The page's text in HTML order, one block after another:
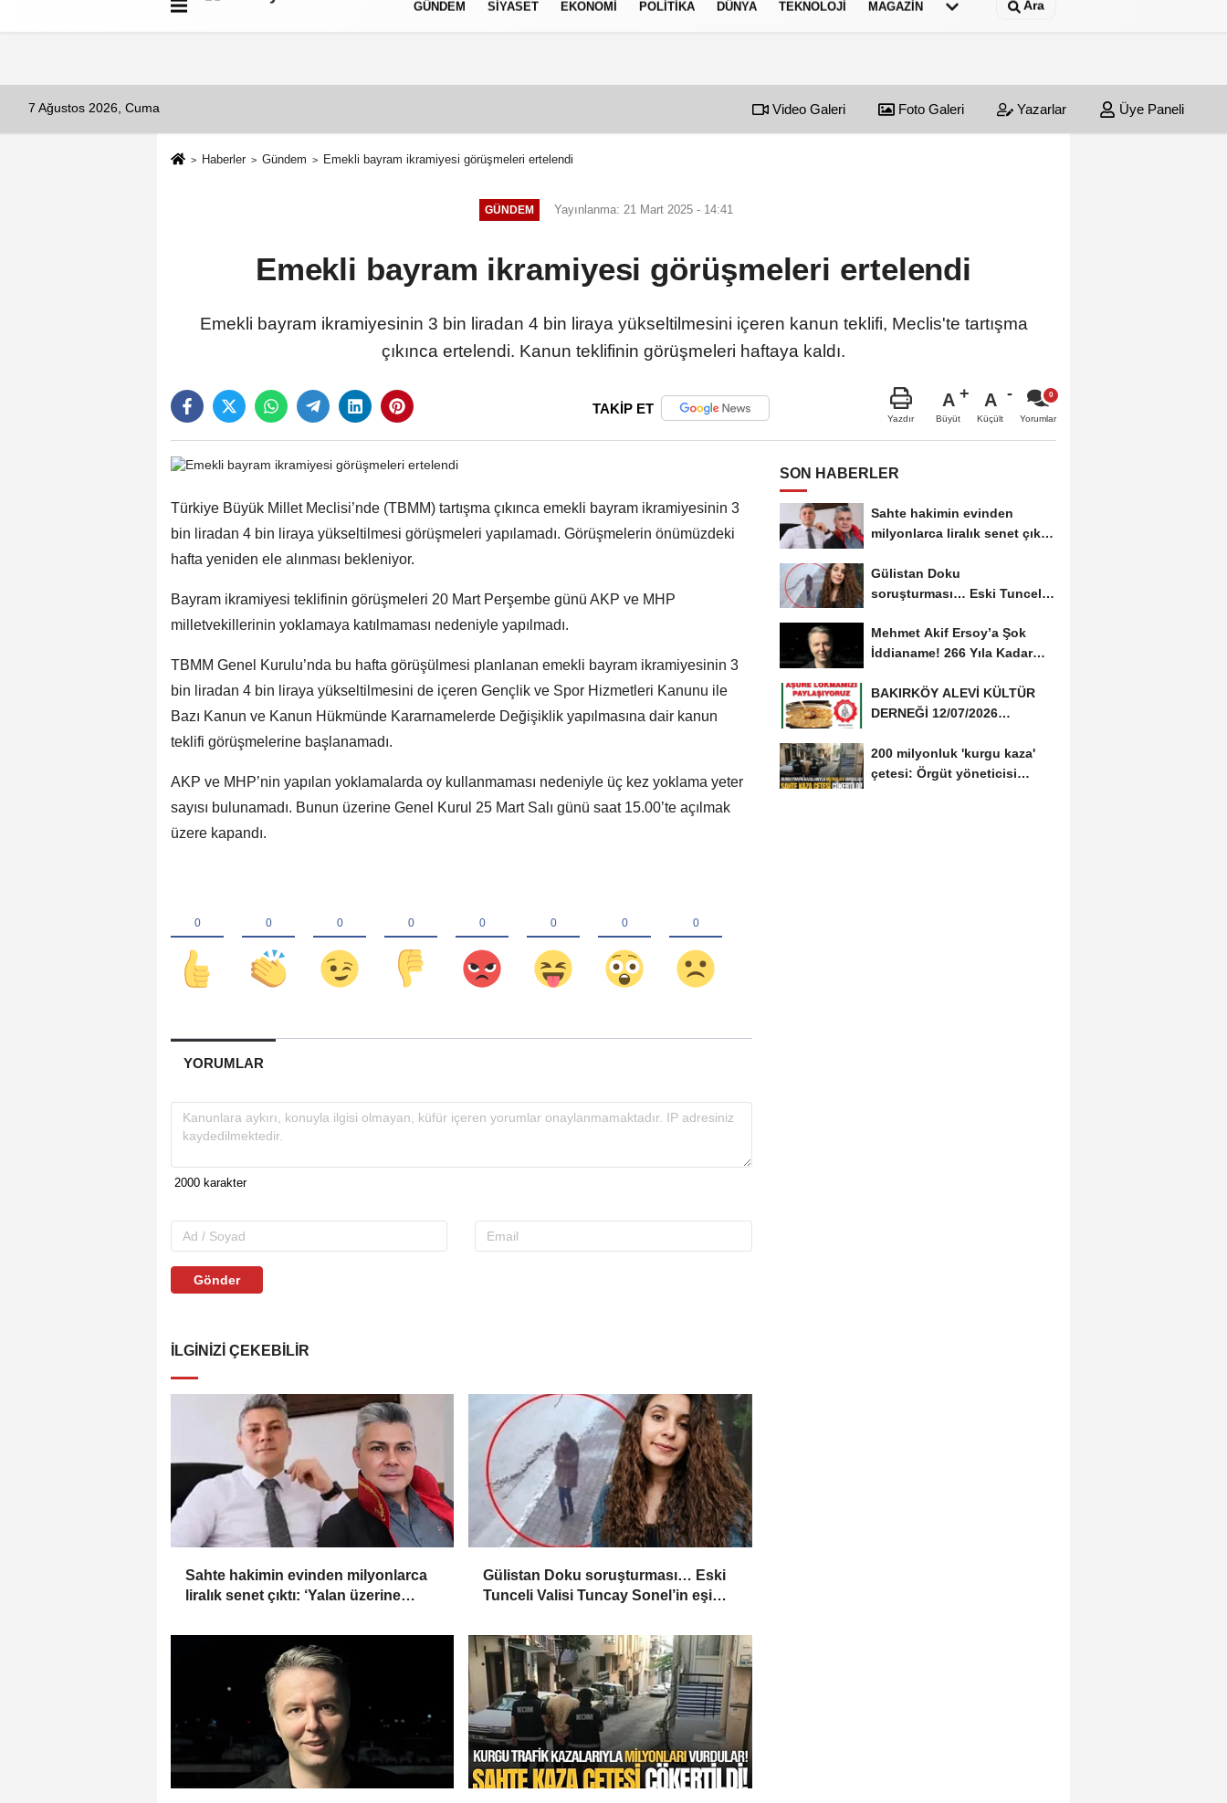
Künye
GÜNDEM SIYASET EKONOMI POLITIKA DÜNYA TEKNOLOJI MAGAZIN Ara
7 Ağustos 2026, Cuma Video Galeri Foto Galeri Yazarlar Üye Paneli
Haberler Gündem Emekli bayram ikramiyesi görüşmeleri ertelendi
GÜNDEM Yayınlanma: 21 Mart 2025 - 14:41
Emekli bayram ikramiyesi görüşmeleri ertelendi
Emekli bayram ikramiyesinin 3 bin liradan 4 bin liraya yükseltilmesini içeren kanun teklifi, Meclis'te tartışma
çıkınca ertelendi. Kanun teklifinin görüşmeleri haftaya kaldı.
TAKİP ET
Yazdır
A
Büyüt
A
Küçült Yorumlar
Türkiye Büyük Millet Meclisi’nde (TBMM) tartışma çıkınca emekli bayram ikramiyesinin 3
bin liradan 4 bin liraya yükseltilmesi görüşmeleri yapılamadı. Görüşmelerin önümüzdeki
hafta yeniden ele alınması bekleniyor.
Bayram ikramiyesi teklifinin görüşmeleri 20 Mart Perşembe günü AKP ve MHP
milletvekillerinin yoklamaya katılmaması nedeniyle yapılmadı.
TBMM Genel Kurulu’nda bu hafta görüşülmesi planlanan emekli bayram ikramiyesinin 3
bin liradan 4 bin liraya yükseltilmesini de içeren Gençlik ve Spor Hizmetleri Kanunu ile
Bazı Kanun ve Kanun Hükmünde Kararnamelerde Değişiklik yapılmasına dair kanun
teklifi görüşmelerine başlanamadı.
AKP ve MHP’nin yapılan yoklamalarda oy kullanmaması nedeniyle üç kez yoklama yeter
sayısı bulunamadı. Bunun üzerine Genel Kurul 25 Mart Salı günü saat 15.00’te açılmak
üzere kapandı.
YORUMLAR
Gönder
İLGINIZI ÇEKEBILIR
Sahte hakimin evinden milyonlarca
liralık senet çıktı: ‘Yalan üzerine
Gülistan Doku soruşturması… Eski
Tunceli Valisi Tuncay Sonel’in eşi
SON HABERLER
Sahte hakimin evinden
milyonlarca liralık senet çıktı:
Gülistan Doku
soruşturması… Eski Tunceli
Mehmet Akif Ersoy’a Şok
İddianame! 266 Yıla Kadar
BAKIRKÖY ALEVİ KÜLTÜR
DERNEĞİ 12/07/2026
DAVETİNE...
200 milyonluk 'kurgu kaza'
çetesi: Örgüt yöneticisi